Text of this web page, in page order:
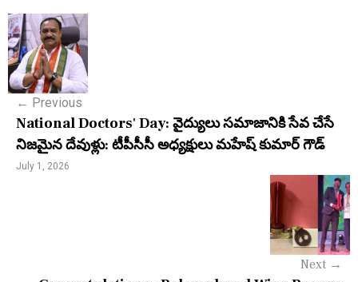
P
o
s
n
a
← Previous
National Doctors' Day: వైద్యులు సమాజానికి సేవ చేసే
నిజమైన దేవుళ్లు: టీపీసీసీ అధ్యక్షులు మహేష్ కుమార్ గౌడ్
July 1, 2026
Next →